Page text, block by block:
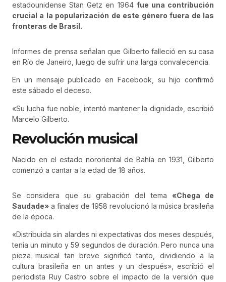
estadounidense Stan Getz en 1964 fue una contribución
crucial a la popularización de este género fuera de las
fronteras de Brasil.
Informes de prensa señalan que Gilberto falleció en su casa
en Río de Janeiro, luego de sufrir una larga convalecencia.
En un mensaje publicado en Facebook, su hijo confirmó
este sábado el deceso.
«Su lucha fue noble, intentó mantener la dignidad», escribió
Marcelo Gilberto.
Revolución musical
Nacido en el estado nororiental de Bahía en 1931, Gilberto
comenzó a cantar a la edad de 18 años.
Se considera que su grabación del tema «Chega de
Saudade» a finales de 1958 revolucionó la música brasileña
de la época.
«Distribuida sin alardes ni expectativas dos meses después,
tenía un minuto y 59 segundos de duración. Pero nunca una
pieza musical tan breve significó tanto, dividiendo a la
cultura brasileña en un antes y un después», escribió el
periodista Ruy Castro sobre el impacto de la versión que